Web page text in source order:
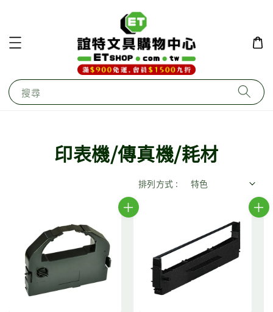
搜尋
印表機/傳真機/耗材
排列方式 :